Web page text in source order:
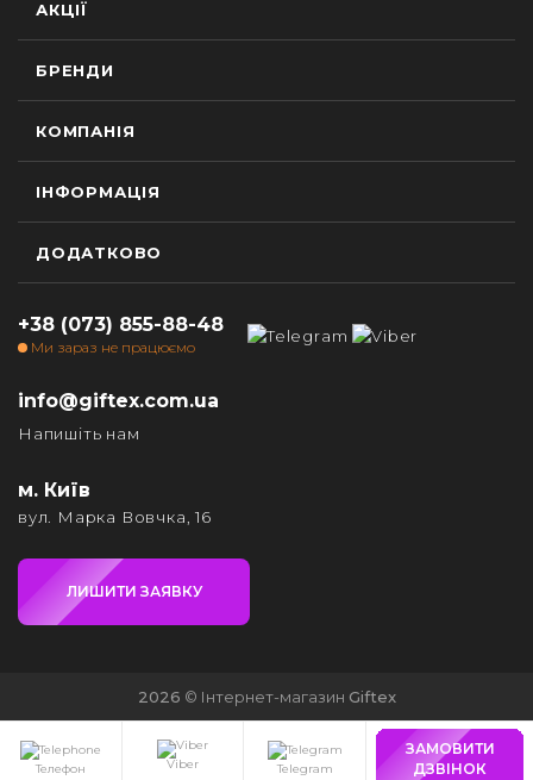
АКЦІЇ
БРЕНДИ
КОМПАНІЯ
ІНФОРМАЦІЯ
ДОДАТКОВО
+38 (073) 855-88-48
Ми зараз не працюємо
info@giftex.com.ua
Напишіть нам
м. Київ
вул. Марка Вовчка, 16
ЛИШИТИ ЗАЯВКУ
2026 © Інтернет-магазин Giftex
Телефон Viber Telegram
ЗАМОВИТИ
ДЗВІНОК